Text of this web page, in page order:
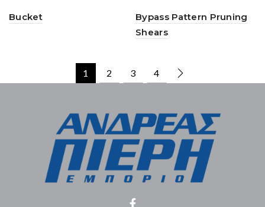
Bucket
Bypass Pattern Pruning
Shears
1 2 3 4